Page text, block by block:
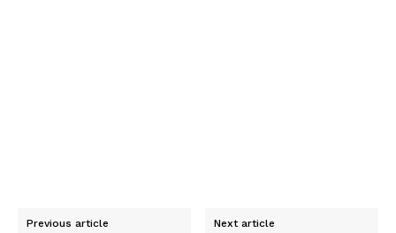
Previous article Next article